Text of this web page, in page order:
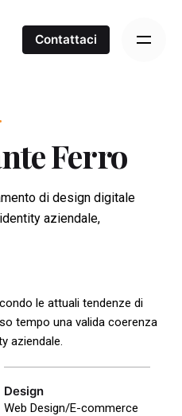
Contattaci
Ferro
di design digitale
aziendale,
le attuali tendenze di
tempo una valida coerenza
aziendale.
Design
Web Design/E-commerce